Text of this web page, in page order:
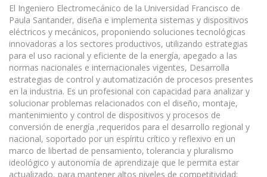
El Ingeniero Electromecánico de la Universidad Francisco de
Paula Santander, diseña e implementa sistemas y dispositivos
eléctricos y mecánicos, proponiendo soluciones tecnológicas
innovadoras a los sectores productivos, utilizando estrategias
para el uso racional y eficiente de la energía, apegado a las
normas nacionales e internacionales vigentes, Desarrolla
estrategias de control y automatización de procesos presentes
en la industria. Es un profesional con capacidad para analizar y
solucionar problemas relacionados con el diseño, montaje,
mantenimiento y control de dispositivos y procesos de
conversión de energía ,requeridos para el desarrollo regional y
nacional, soportado por un espíritu crítico y reflexivo en un
marco de libertad de pensamiento, tolerancia y pluralismo
ideológico y autonomía de aprendizaje que le permita estar
actualizado, para mantener altos niveles de competitividad;